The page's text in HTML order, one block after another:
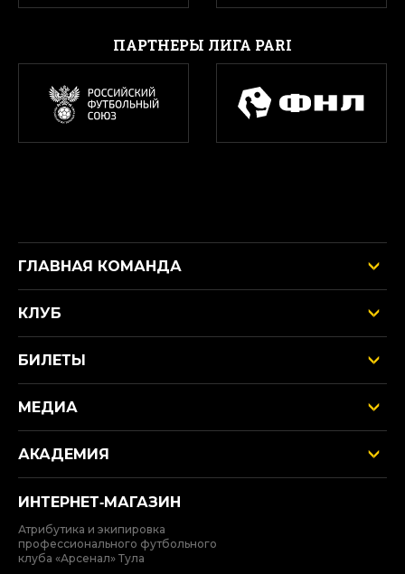
ПАРТНЕРЫ ЛИГА PARI
ГЛАВНАЯ КОМАНДА
КЛУБ
БИЛЕТЫ
МЕДИА
АКАДЕМИЯ
ИНТЕРНЕТ‑МАГАЗИН
Атрибутика и экипировка
профессионального футбольного
клуба «Арсенал» Тула